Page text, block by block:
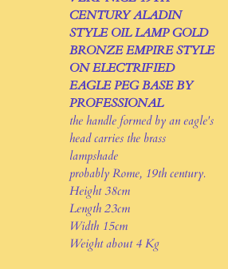
CENTURY ALADIN
STYLE OIL LAMP GOLD
BRONZE EMPIRE STYLE
ON ELECTRIFIED
EAGLE PEG BASE BY
PROFESSIONAL
the handle formed by an eagle's
head carries the brass
lampshade
probably Rome, 19th century.
Height 38cm
Length 23cm
Width 15cm
Weight about 4 Kg